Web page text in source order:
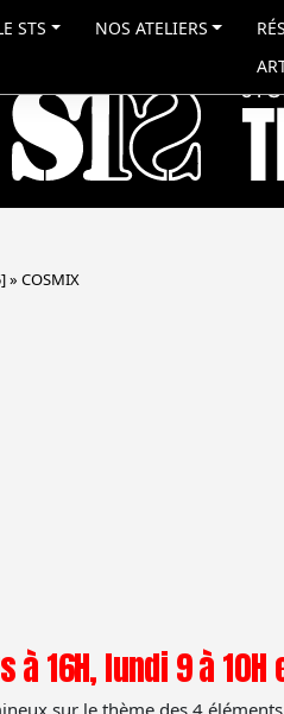
STS NOS ATELIERS
» COSMIX
16H, lundi 9 à 10H
sur le thème des 4